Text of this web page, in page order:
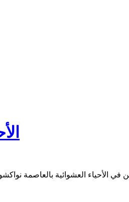
في الأحياء العشوائية بالعاصمة